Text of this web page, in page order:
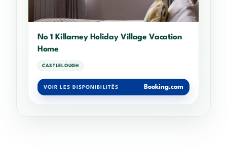
No 1 Killarney Holiday Village Vacation
Home
CASTLELOUGH
VOIR LES DISPONIBILITÉS Booking.com